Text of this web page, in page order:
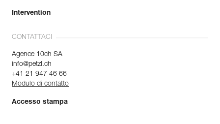
Intervention
CONTATTACI
Agence 10ch SA
info@petzl.ch
+41 21 947 46 66
Modulo di contatto
Accesso stampa